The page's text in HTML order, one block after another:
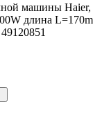
машины Haier,
длина